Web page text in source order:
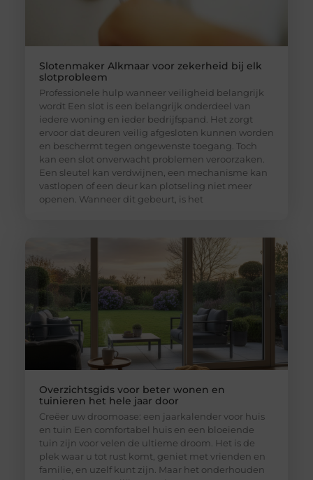
Slotenmaker Alkmaar voor zekerheid bij elk
slotprobleem
Professionele hulp wanneer veiligheid belangrijk
wordt Een slot is een belangrijk onderdeel van
iedere woning en ieder bedrijfspand. Het zorgt
ervoor dat deuren veilig afgesloten kunnen worden
en beschermt tegen ongewenste toegang. Toch
kan een slot onverwacht problemen veroorzaken.
Een sleutel kan verdwijnen, een mechanisme kan
vastlopen of een deur kan plotseling niet meer
openen. Wanneer dit gebeurt, is het
Overzichtsgids voor beter wonen en
tuinieren het hele jaar door
Creëer uw droomoase: een jaarkalender voor huis
en tuin Een comfortabel huis en een bloeiende
tuin zijn voor velen de ultieme droom. Het is de
plek waar u tot rust komt, geniet met vrienden en
familie, en uzelf kunt zijn. Maar het onderhouden